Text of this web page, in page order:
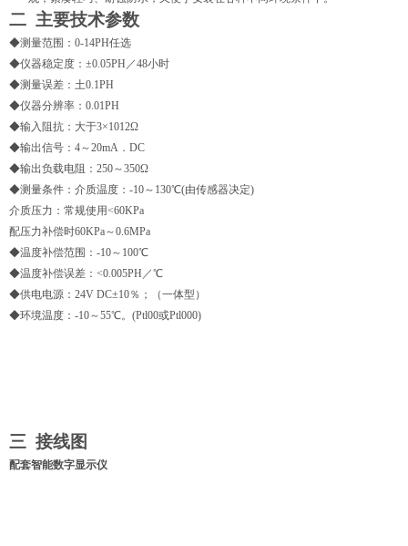
二 主要技术参数
◆测量范围：0-14PH任选
◆仪器稳定度：±0.05PH／48小时
◆测量误差：土0.1PH
◆仪器分辨率：0.01PH
◆输入阻抗：大于3×1012Ω
◆输出信号：4～20mA．DC
◆输出负载电阻：250～350Ω
◆测量条件：介质温度：-10～130℃(由传感器决定)
介质压力：常规使用<60KPa
配压力补偿时60KPa～0.6MPa
◆温度补偿范围：-10～100℃
◆温度补偿误差：<0.005PH／℃
◆供电电源：24V DC±10％；（一体型）
◆环境温度：-10～55℃。(Ptl00或Ptl000)
三 接线图
配套智能数字显示仪